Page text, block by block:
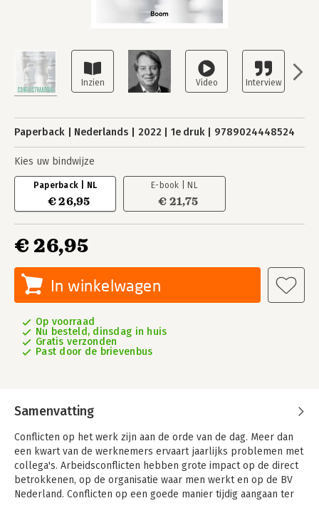
Paperback Nederlands 2022 1e druk 9789024448524
Kies uw bindwijze
Paperback | NL
€ 26,95
E-book | NL
€ 21,75
€ 26,95
In winkelwagen
Op voorraad
Nu besteld, dinsdag in huis
Gratis verzonden
Past door de brievenbus
Samenvatting
Conflicten op het werk zijn aan de orde van de dag. Meer dan
een kwart van de werknemers ervaart jaarlijks problemen met
collega's. Arbeidsconflicten hebben grote impact op de direct
betrokkenen, op de organisatie waar men werkt en op de BV
Nederland. Conflicten op een goede manier tijdig aangaan ter